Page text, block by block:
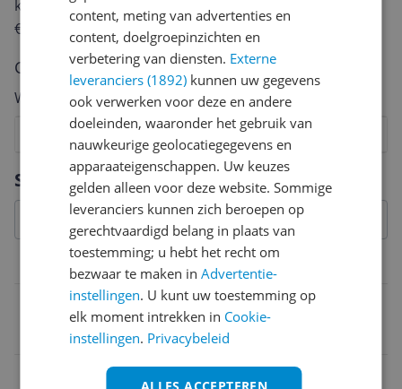
Specificaties
Belangrijkste kenmerken
3248382063580
keuze te maken én maak je iedere maand kans op
€250,-!
Klik hier voor de actievoorwaarden.
Cijfer
Welk cijfer geef jij dit product?
8
7
6
5
4
3
2
Vraag 1 van 4
content, meting van advertenties en
content, doelgroepinzichten en
verbetering van diensten. Externe
leveranciers (1892) kunnen uw gegevens
ook verwerken voor deze en andere
doeleinden, waaronder het gebruik van
nauwkeurige geolocatiegegevens en
apparaateigenschappen. Uw keuzes
gelden alleen voor deze website. Sommige
leveranciers kunnen zich beroepen op
gerechtvaardigd belang in plaats van
toestemming; u hebt het recht om
bezwaar te maken inAdvertentie-
instellingen. U kunt uw toestemming op
elk moment intrekken in Cookie-
instellingen. Privacybeleid
ALLES ACCEPTEREN